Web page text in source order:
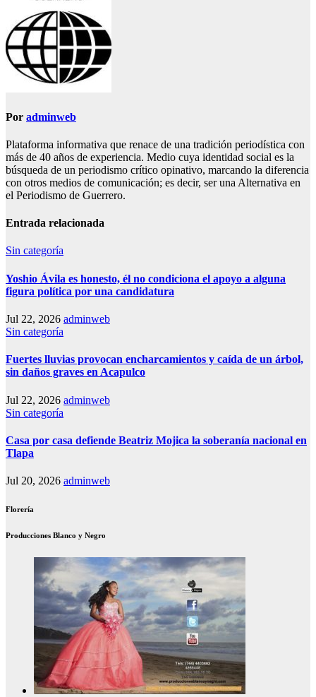
Por adminweb
Plataforma informativa que renace de una tradición periodística con
más de 40 años de experiencia. Medio cuya identidad social es la
búsqueda de un periodismo crítico opinativo, marcando la diferencia
con otros medios de comunicación; es decir, ser una Alternativa en
el Periodismo de Guerrero.
Entrada relacionada
Sin categoría
Yoshio Ávila es honesto, él no condiciona el apoyo a alguna
figura política por una candidatura
Jul 22, 2026 adminweb
Sin categoría
Fuertes lluvias provocan encharcamientos y caída de un árbol,
sin daños graves en Acapulco
Jul 22, 2026 adminweb
Sin categoría
Casa por casa defiende Beatriz Mojica la soberanía nacional en
Tlapa
Jul 20, 2026 adminweb
Florería
Producciones Blanco y Negro